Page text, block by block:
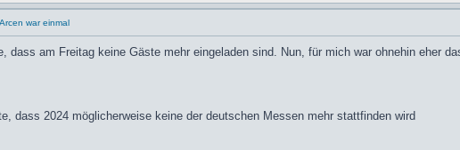
war einmal
dass am Freitag keine Gäste mehr eingeladen sind. Nun, für mich war ohnehin eher
dass 2024 möglicherweise keine der deutschen Messen mehr stattfinden wird